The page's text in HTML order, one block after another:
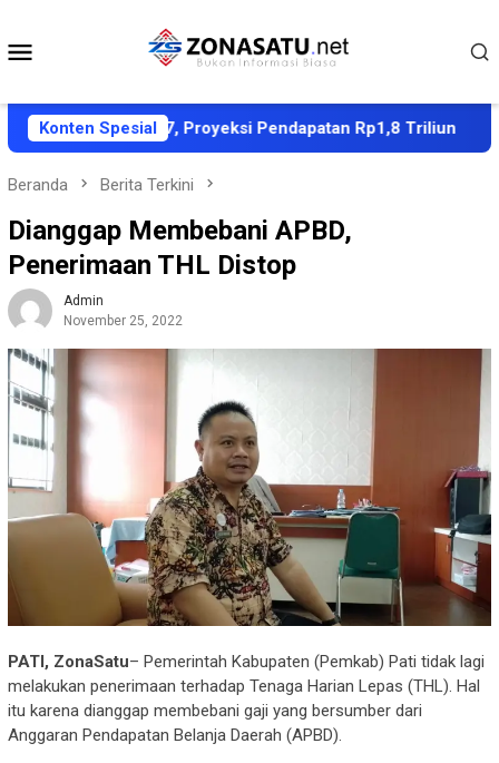
konten
Konten Spesial
APBD 2027, Proyeksi Pendapatan Rp1,8 Triliun
Beranda Berita Terkini
Dianggap Membebani APBD,
Penerimaan THL Distop
Admin
November 25, 2022
PATI, ZonaSatu– Pemerintah Kabupaten (Pemkab) Pati tidak lagi
melakukan penerimaan terhadap Tenaga Harian Lepas (THL). Hal
itu karena dianggap membebani gaji yang bersumber dari
Anggaran Pendapatan Belanja Daerah (APBD).